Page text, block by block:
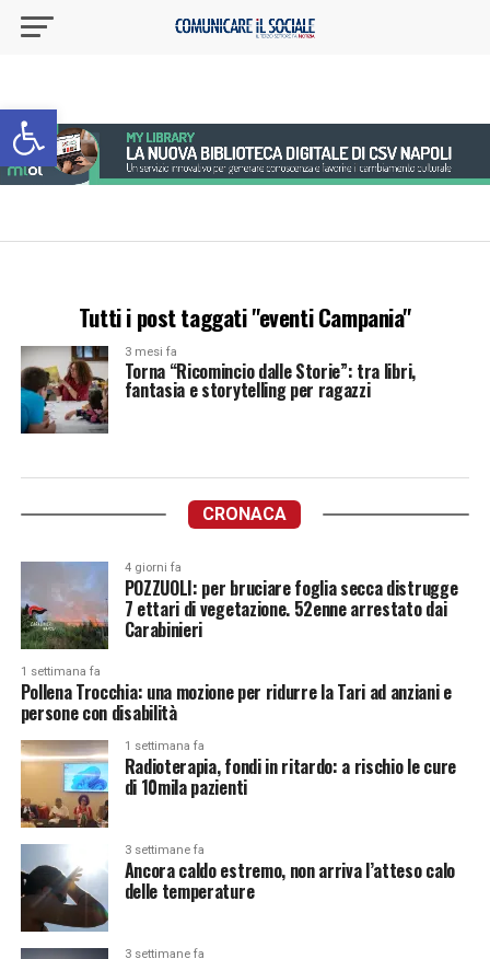
Apri la barra degli strumenti
Tutti i post taggati "eventi Campania"
3 mesi fa
Torna “Ricomincio dalle Storie”: tra libri,
fantasia e storytelling per ragazzi
CRONACA
4 giorni fa
POZZUOLI: per bruciare foglia secca distrugge
7 ettari di vegetazione. 52enne arrestato dai
Carabinieri
1 settimana fa
Pollena Trocchia: una mozione per ridurre la Tari ad anziani e
persone con disabilità
1 settimana fa
Radioterapia, fondi in ritardo: a rischio le cure
di 10mila pazienti
3 settimane fa
Ancora caldo estremo, non arriva l’atteso calo
delle temperature
3 settimane fa